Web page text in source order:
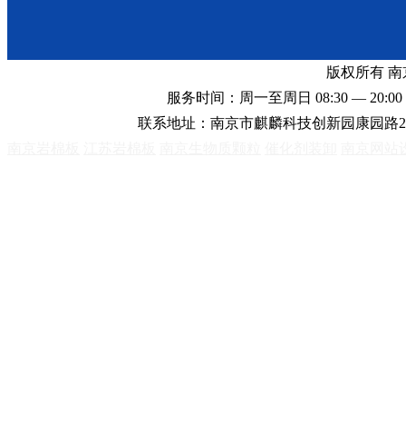
版权所有
服务时间：周一至周日 08:30 —
联系地址：南京市麒麟科技创新园康园